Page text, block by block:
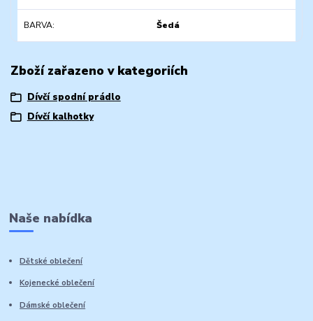
BARVA Šedá
Zboží zařazeno v kategoriích
Dívčí spodní prádlo
Dívčí kalhotky
Naše nabídka
Dětské oblečení
Kojenecké oblečení
Dámské oblečení